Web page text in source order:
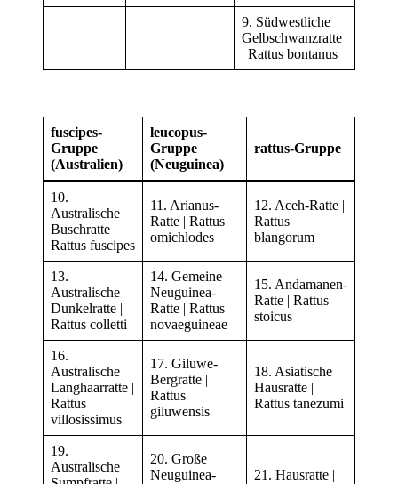
9. Südwestliche
Gelbschwanzratte
| Rattus bontanus
fuscipes-
Gruppe
(Australien)
leucopus-
Gruppe
(Neuguinea)
rattus-Gruppe
10.
Australische
Buschratte |
Rattus fuscipes
11. Arianus-
Ratte | Rattus
omichlodes
12. Aceh-Ratte |
Rattus
blangorum
13.
Australische
Dunkelratte |
Rattus colletti
14. Gemeine
Neuguinea-
Ratte | Rattus
novaeguineae
15. Andamanen-
Ratte | Rattus
stoicus
16.
Australische
Langhaarratte |
Rattus
villosissimus
17. Giluwe-
Bergratte |
Rattus
giluwensis
18. Asiatische
Hausratte |
Rattus tanezumi
19.
Australische
20. Große
Neuguinea-
21. Hausratte |